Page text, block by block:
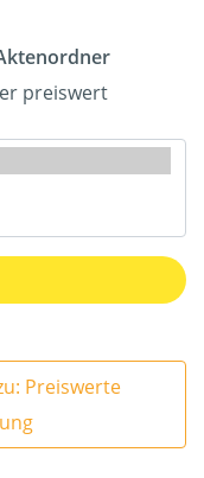
preiswert
Preiswerte